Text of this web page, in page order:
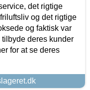
det rigtige
og det rigtige
og faktisk var
deres kunder
for at se deres